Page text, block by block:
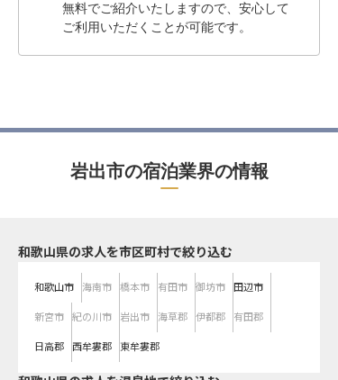
無料でご紹介いたしますので、安心して
ご利用いただくことが可能です。
岩出市の宿泊業界の情報
和歌山県の求人を市区町村で絞り込む
和歌山市 海南市 橋本市 有田市 御坊市 田辺市
新宮市 紀の川市 岩出市 海草郡 伊都郡 有田郡
日高郡 西牟婁郡 東牟婁郡